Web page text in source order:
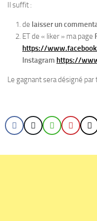
Il suffit :
de laisser un
ET de « liker » ma page
https://
Instagram https://
Le gagnant sera désigné par